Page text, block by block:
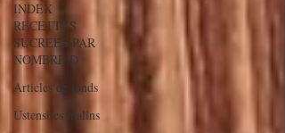
INDEX
RECETTES
SUCREES PAR
NOMBRE D
Articles de fonds
Ustensiles malins